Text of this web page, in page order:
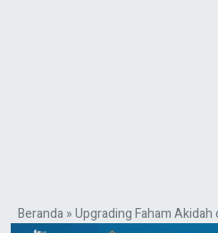
Beranda»Upgrading Faham Akidah